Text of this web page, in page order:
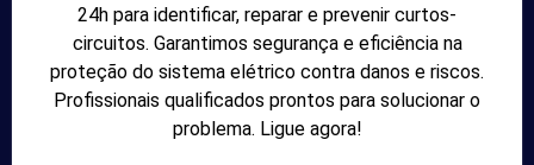
24h para identificar, reparar e prevenir curtos-
circuitos. Garantimos segurança e eficiência na
proteção do sistema elétrico contra danos e riscos.
Profissionais qualificados prontos para solucionar o
problema. Ligue agora!